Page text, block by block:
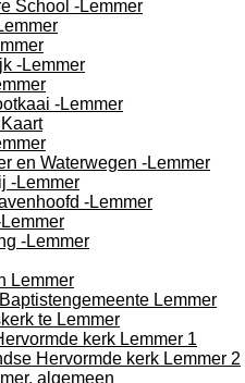
School -Lemmer
-Lemmer
-Lemmer
en Waterwegen -Lemmer
-Lemmer
-Lemmer
-Lemmer
Lemmer
Lemmer
te Lemmer
kerk Lemmer 1
Hervormde kerk Lemmer 2
algemeen